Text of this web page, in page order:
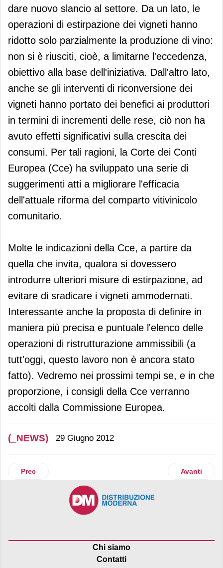
dare nuovo slancio al settore. Da un lato, le
operazioni di estirpazione dei vigneti hanno
ridotto solo parzialmente la produzione di vino:
non si è riusciti, cioè, a limitarne l'eccedenza,
obiettivo alla base dell'iniziativa. Dall'altro lato,
anche se gli interventi di riconversione dei
vigneti hanno portato dei benefici ai produttori
in termini di incrementi delle rese, ciò non ha
avuto effetti significativi sulla crescita dei
consumi. Per tali ragioni, la Corte dei Conti
Europea (Cce) ha sviluppato una serie di
suggerimenti atti a migliorare l'efficacia
dell'attuale riforma del comparto vitivinicolo
comunitario.
Molte le indicazioni della Cce, a partire da
quella che invita, qualora si dovessero
introdurre ulteriori misure di estirpazione, ad
evitare di sradicare i vigneti ammodernati.
Interessante anche la proposta di definire in
maniera più precisa e puntuale l'elenco delle
operazioni di ristrutturazione ammissibili (a
tutt'oggi, questo lavoro non è ancora stato
fatto). Vedremo nei prossimi tempi se, e in che
proporzione, i consigli della Cce verranno
accolti dalla Commissione Europea.
(_NEWS) 29 Giugno 2012
Articolo precedente: Massimo Bolchini di GS1 Italy
Prec Articolo
Avanti
Chi siamo
Contatti